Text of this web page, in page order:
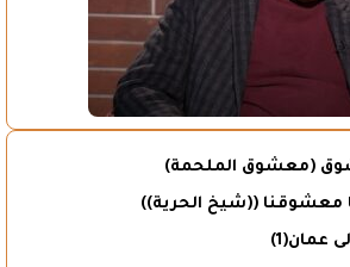
(معشوق الملحمة)
معشوقنا ((شيخ الحرية))
عمان(1)